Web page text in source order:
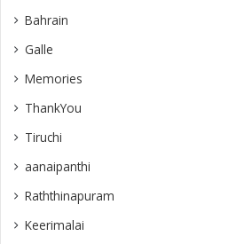
Bahrain
Galle
Memories
ThankYou
Tiruchi
aanaipanthi
Raththinapuram
Keerimalai